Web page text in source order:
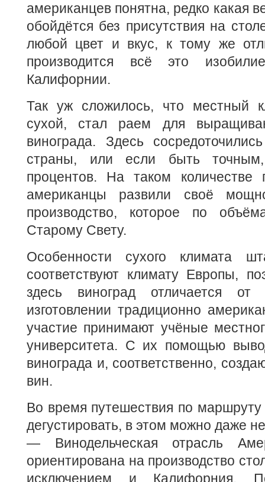
американцев понятна, редко какая
обойдётся без присутствия на
любой цвет и вкус, к тому же
производится всё это
Калифорнии.
Так уж сложилось, что местный
сухой, стал раем для
винограда. Здесь
страны, или если быть точным,
процентов. На таком количестве
американцы развили своё
производство, которое по
Старому Свету.
Особенности сухого климата
соответствуют климату Европы,
здесь виноград отличается от
изготовлении традиционно
участие принимают учёные
университета. С их помощью
винограда и, соответственно,
вин.
Во время путешествия по маршруту
дегустировать, в этом можно даже
— Винодельческая отрасль
ориентирована на производство
исключением и Калифорния.